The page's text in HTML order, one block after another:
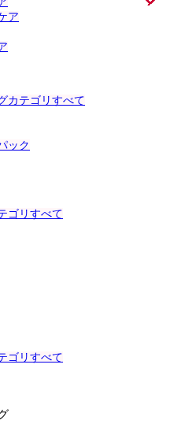
ア
カテゴリすべて
ック
ゴリすべて
ゴリすべて